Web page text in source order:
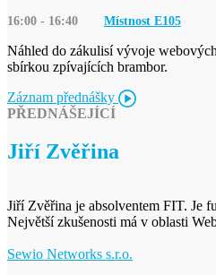
16:00 - 16:40 Místnost E105
Náhled do zákulisí vývoje
sbírkou zpívajících brambor.
Záznam přednášky
PŘEDNÁŠEJÍCÍ
Jiří Zvěřina
Jiří Zvěřina je absolventem FIT. Je
Největší zkušenosti má v oblasti
Sewio Networks s.r.o.